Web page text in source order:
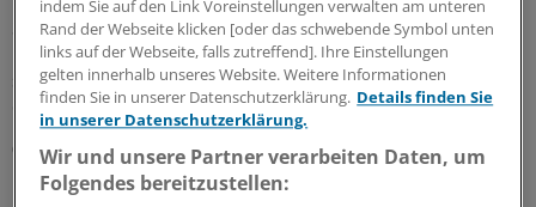
Spiegel und einem erhöhten Risiko für eine chronische
leukämische Leukämie (CLL) wurde schon länger
spekuliert. Nun stützt eine größere Studie die These
deutlich.
08.07.2026
indem Sie auf den Link Voreinstellungen verwalten am unteren
Rand der Webseite klicken [oder das schwebende Symbol unten
links auf der Webseite, falls zutreffend]. Ihre Einstellungen
gelten innerhalb unseres Website. Weitere Informationen
finden Sie in unserer Datenschutzerklärung. Details finden Sie
in unserer Datenschutzerklärung.
Wir und unsere Partner verarbeiten Daten, um
Folgendes bereitzustellen: